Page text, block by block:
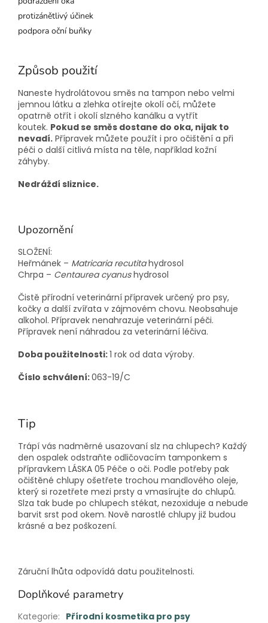
protizánětlivý účinek
podpora oční buňky
Způsob použití
Naneste hydrolátovou směs na tampon nebo velmi
jemnou látku a zlehka otírejte okolí očí, můžete
opatrně otřít i okolí slzného kanálku a vytřít
koutek. Pokud se směs dostane do oka, nijak to
nevadí. Přípravek můžete použít i pro očištění a při
péči o další citlivá místa na těle, například kožní
záhyby.
Nedráždí sliznice.
Upozornění
SLOŽENÍ:
Heřmánek – Matricaria recutita hydrosol
Chrpa – Centaurea cyanus hydrosol
Čistě přírodní veterinární přípravek určený pro psy,
kočky a další zvířata v zájmovém chovu. Neobsahuje
alkohol. Přípravek nenahrazuje veterinární péči.
Přípravek není náhradou za veterinární léčiva.
Doba použitelnosti:1 rok od data výroby.
Číslo schválení:063-19/C
Tip
Trápí vás nadměrné usazovaní slz na chlupech? Každý
den ospalek odstraňte odličovacím tamponkem s
přípravkem LÁSKA 05 Péče o oči. Podle potřeby pak
očištěné chlupy ošetřete trochou mandlového oleje,
který si rozetřete mezi prsty a vmasírujte do chlupů.
Slza tak bude po chlupech stékat, nezoxiduje a nebude
barvit srst pod okem. Nově narostlé chlupy již budou
krásné a bez poškození.
Záruční lhůta odpovídá datu použitelnosti.
Doplňkové parametry
Kategorie: Přírodní kosmetika pro psy